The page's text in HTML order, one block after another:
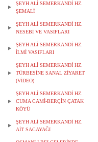
ŞEYH ALİ SEMERKANDİ HZ.
ŞEMALİ
ŞEYH ALİ SEMERKANDİ HZ.
NESEBİ VE VASIFLARI
ŞEYH ALİ SEMERKANDİ HZ.
İLMİ VASIFLARI
ŞEYH ALİ SEMERKANDİ HZ.
TÜRBESİNE SANAL ZİYARET
(VİDEO)
ŞEYH ALİ SEMERKANDİ HZ.
CUMA CAMİ-BERÇİN ÇATAK
KÖYÜ
ŞEYH ALİ SEMERKANDİ HZ.
AİT SACAYAĞI